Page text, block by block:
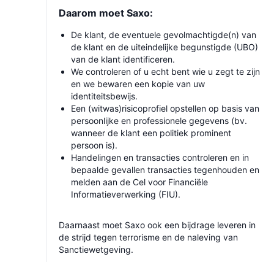
Daarom moet Saxo:
De klant, de eventuele gevolmachtigde(n) van
de klant en de uiteindelijke begunstigde (UBO)
van de klant identificeren.
We controleren of u echt bent wie u zegt te zijn
en we bewaren een kopie van uw
identiteitsbewijs.
Een (witwas)risicoprofiel opstellen op basis van
persoonlijke en professionele gegevens (bv.
wanneer de klant een politiek prominent
persoon is).
Handelingen en transacties controleren en in
bepaalde gevallen transacties tegenhouden en
melden aan de Cel voor Financiële
Informatieverwerking (FIU).
Daarnaast moet Saxo ook een bijdrage leveren in
de strijd tegen terrorisme en de naleving van
Sanctiewetgeving.